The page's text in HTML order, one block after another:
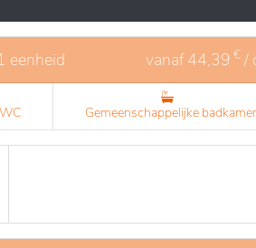
eenheid vanaf44,39 € /
Gemeenschappelijke badkamer